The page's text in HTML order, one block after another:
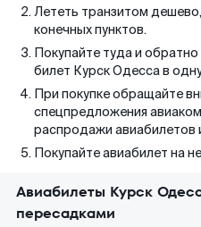
Лететь транзитом
конечных пунктов.
Покупайте туда и
билет Курск Одесса в
При покупке обращайте
спецпредложения
распродажи авиабилетов
Покупайте авиабилет на
Авиабилеты Курск
пересадками